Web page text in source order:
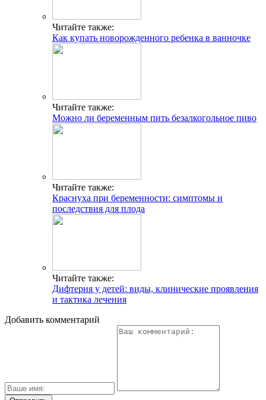
Читайте также:
Как купать новорожденного ребенка в ванночке
Читайте также:
Можно ли беременным пить безалкогольное пиво
Читайте также:
Краснуха при беременности: симптомы и
последствия для плода
Читайте также:
Дифтерия у детей: виды, клинические проявления
и тактика лечения
Добавить комментарий